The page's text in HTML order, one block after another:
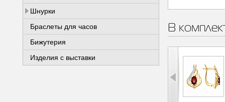
Шнурки
Браслеты для часов
Бижутерия
Изделия с выставки
В